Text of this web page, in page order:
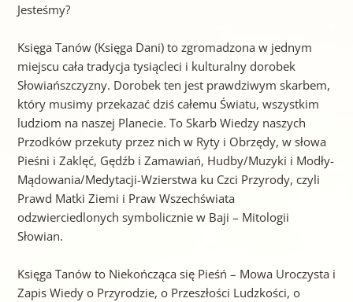
Jesteśmy?
Księga Tanów (Księga Dani) to zgromadzona w jednym
miejscu cała tradycja tysiącleci i kulturalny dorobek
Słowiańszczyzny. Dorobek ten jest prawdziwym skarbem,
który musimy przekazać dziś całemu Światu, wszystkim
ludziom na naszej Planecie. To Skarb Wiedzy naszych
Przodków przekuty przez nich w Ryty i Obrzędy, w słowa
Pieśni i Zaklęć, Gędźb i Zamawiań, Hudby/Muzyki i Modły-
Mądowania/Medytacji-Wzierstwa ku Czci Przyrody, czyli
Prawd Matki Ziemi i Praw Wszechświata
odzwierciedlonych symbolicznie w Baji – Mitologii
Słowian.
Księga Tanów to Niekończąca się Pieśń – Mowa Uroczysta i
Zapis Wiedy o Przyrodzie, o Przeszłości Ludzkości, o